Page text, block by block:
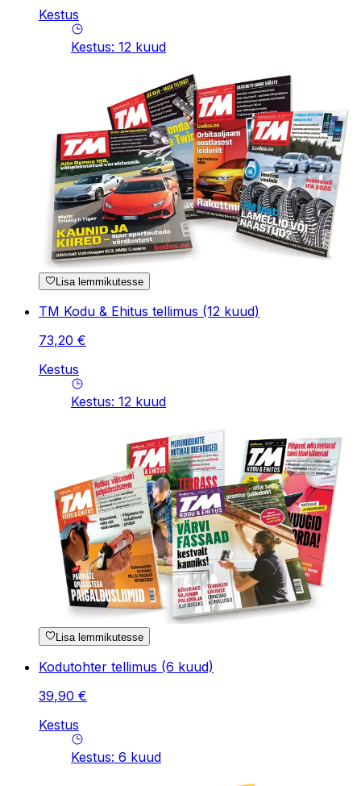
Kestus
Kestus: 12 kuud
Lisa lemmikutesse
TM Kodu & Ehitus tellimus (12 kuud)
73,20 €
Kestus
Kestus: 12 kuud
Lisa lemmikutesse
Kodutohter tellimus (6 kuud)
39,90 €
Kestus
Kestus: 6 kuud